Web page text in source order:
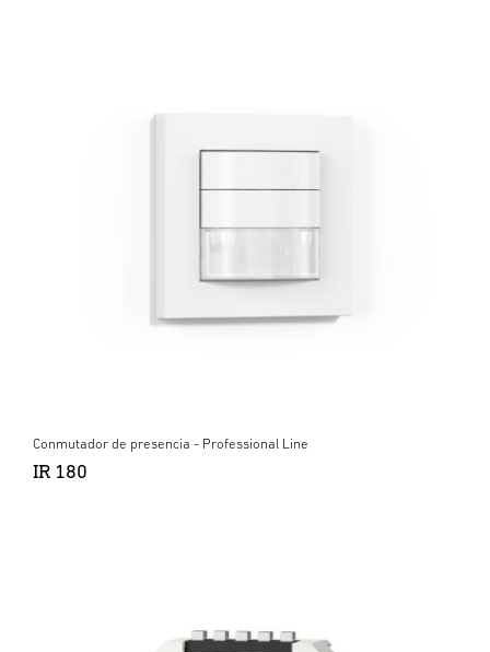
Conmutador de presencia - Professional Line
IR 180